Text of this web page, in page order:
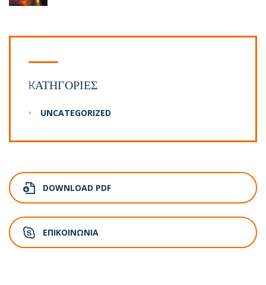
KΑΤΗΓΟΡΊΕΣ
UNCATEGORIZED
DOWNLOAD PDF
ΕΠΙΚΟΙΝΩΝΊΑ